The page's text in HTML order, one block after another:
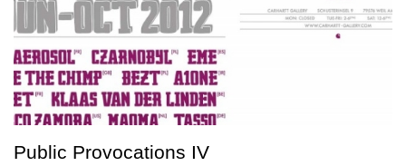
Public Provocations IV